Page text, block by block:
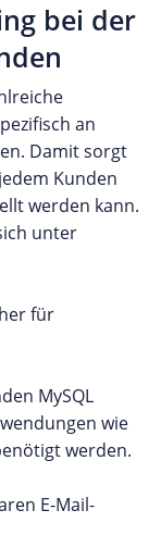
bei der
an
Damit sorgt
Kunden
werden kann.
unter
für
MySQL
wie
werden.
E-Mail-